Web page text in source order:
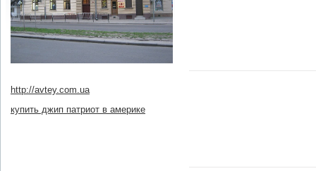
http://avtey.com.ua
купить джип патриот в америке